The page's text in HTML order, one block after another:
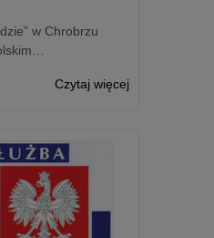
w Chrobrzu
Czytaj więcej